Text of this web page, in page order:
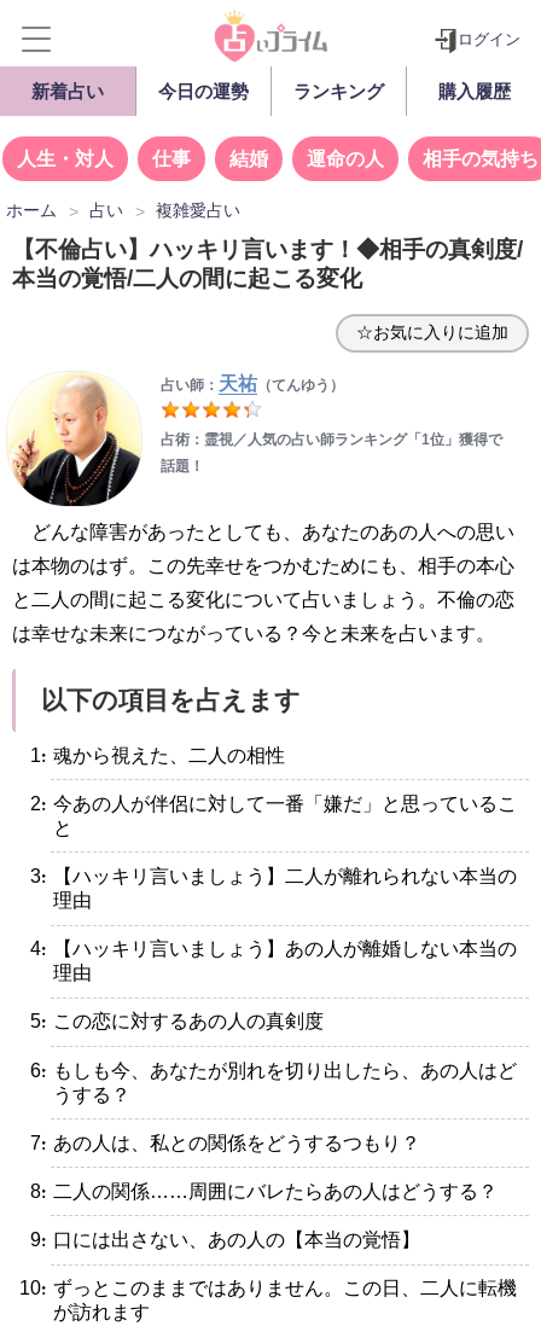
ログイン
新着占い 今日の運勢 ランキング 購入履歴
人生・対人 仕事 結婚 運命の人 相手の気持ち
ホーム 占い 複雑愛占い
【不倫占い】ハッキリ言います！◆相手の真剣度/
本当の覚悟/二人の間に起こる変化
☆お気に入りに追加
占い師： 天祐（てんゆう）
占術：霊視／人気の占い師ランキング「1位」獲得で
話題！
どんな障害があったとしても、あなたのあの人への思い
は本物のはず。この先幸せをつかむためにも、相手の本心
と二人の間に起こる変化について占いましょう。不倫の恋
は幸せな未来につながっている？今と未来を占います。
以下の項目を占えます
・魂から視えた、二人の相性
・今あの人が伴侶に対して一番「嫌だ」と思っているこ
と
・【ハッキリ言いましょう】二人が離れられない本当の
理由
・【ハッキリ言いましょう】あの人が離婚しない本当の
理由
・この恋に対するあの人の真剣度
・もしも今、あなたが別れを切り出したら、あの人はど
うする？
・あの人は、私との関係をどうするつもり？
・二人の関係……周囲にバレたらあの人はどうする？
・口には出さない、あの人の【本当の覚悟】
・ずっとこのままではありません。この日、二人に転機
が訪れます